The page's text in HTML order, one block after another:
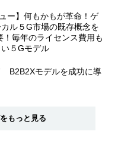
ー】何もかもが革命！ゲ
ル５G市場の既存概念を
毎年のライセンス費用も
５Gモデル
B2B2Xモデルを成功に導
もっと見る